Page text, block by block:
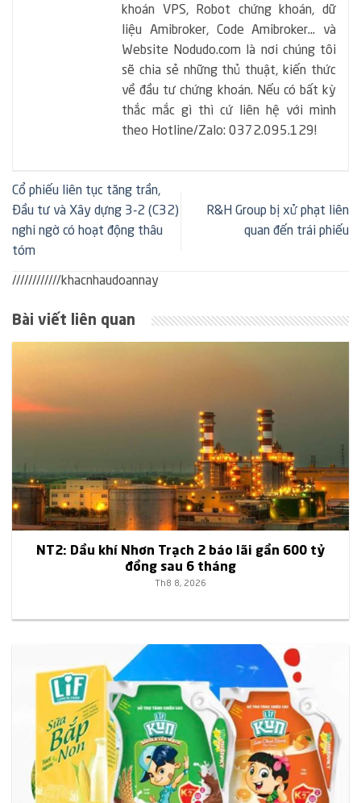
khoán VPS, Robot chứng khoán, dữ
liệu Amibroker, Code Amibroker... và
Website Nodudo.com là nơi chúng tôi
sẽ chia sẻ những thủ thuật, kiến thức
về đầu tư chứng khoán. Nếu có bất kỳ
thắc mắc gì thì cứ liên hệ với mình
theo Hotline/Zalo: 0372.095.129!
Cổ phiếu liên tục tăng trần,
Đầu tư và Xây dựng 3-2 (C32)
nghi ngờ có hoạt động thâu
tóm
R&H Group bị xử phạt liên
quan đến trái phiếu
////////////khacnhaudoannay
Bài viết liên quan
NT2: Dầu khí Nhơn Trạch 2 báo lãi gần 600 tỷ
đồng sau 6 tháng
Th8 8, 2026